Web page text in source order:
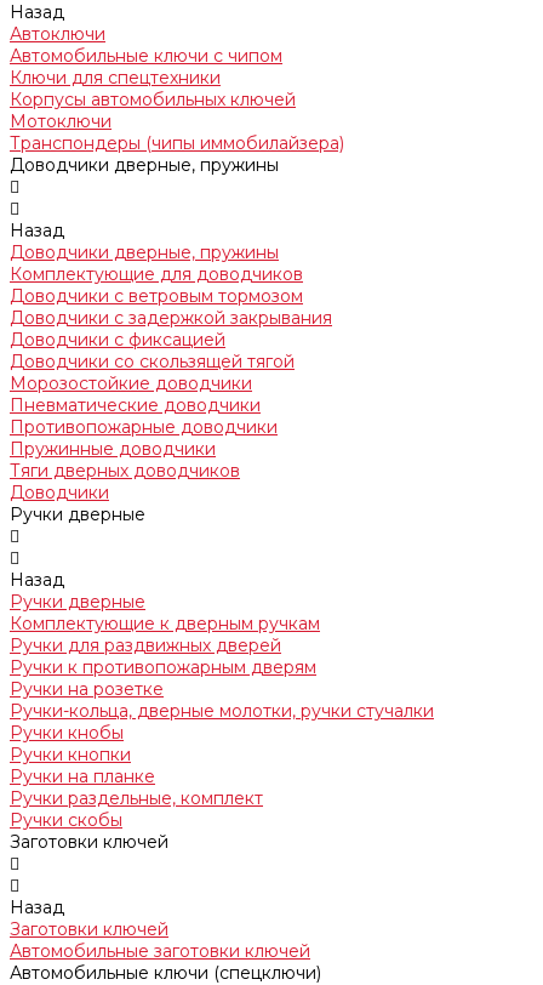
Назад
Автоключи
Автомобильные ключи с чипом
Ключи для спецтехники
Корпусы автомобильных ключей
Мотоключи
Транспондеры (чипы иммобилайзера)
Доводчики дверные, пружины
Назад
Доводчики дверные, пружины
Комплектующие для доводчиков
Доводчики с ветровым тормозом
Доводчики с задержкой закрывания
Доводчики с фиксацией
Доводчики со скользящей тягой
Морозостойкие доводчики
Пневматические доводчики
Противопожарные доводчики
Пружинные доводчики
Тяги дверных доводчиков
Доводчики
Ручки дверные
Назад
Ручки дверные
Комплектующие к дверным ручкам
Ручки для раздвижных дверей
Ручки к противопожарным дверям
Ручки на розетке
Ручки-кольца, дверные молотки, ручки стучалки
Ручки кнобы
Ручки кнопки
Ручки на планке
Ручки раздельные, комплект
Ручки скобы
Заготовки ключей
Назад
Заготовки ключей
Автомобильные заготовки ключей
Автомобильные ключи (спецключи)